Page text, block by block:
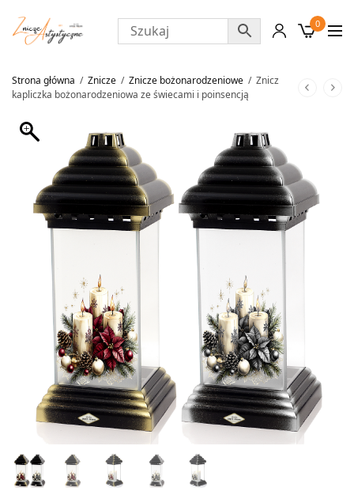
0
Strona główna / Znicze / Znicze bożonarodzeniowe / Znicz
kapliczka bożonarodzeniowa ze świecami i poinsencją